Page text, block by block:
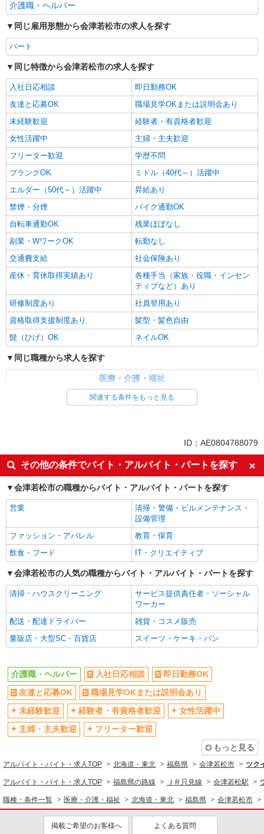
介護職・ヘルパー
同じ雇用形態から会津若松市の求人を探す
パート
同じ特徴から会津若松市の求人を探す
入社日応相談
即日勤務OK
友達と応募OK
職場見学OKまたは説明会あり
未経験歓迎
経験者・有資格者歓迎
女性活躍中
主婦・主夫歓迎
フリーター歓迎
学歴不問
ブランクOK
ミドル（40代～）活躍中
エルダー（50代～）活躍中
昇給あり
禁煙・分煙
バイク通勤OK
自転車通勤OK
残業ほぼなし
副業・WワークOK
転勤なし
交通費支給
社会保険あり
産休・育休取得実績あり
各種手当（家族・役職・インセン
ティブなど）あり
研修制度あり
社員登用あり
資格取得支援制度あり
髪型・髪色自由
髭（ひげ）OK
ネイルOK
同じ職種から求人を探す
医療・介護・福祉
副業・WワークOK
交通費支給
社会保険あり
産休・育休取得実績あり
社員登用あり
関連する条件をもっと見る
ID：AE0804788079
その他の条件でバイト・アルバイト・パートを探す
会津若松市の職種からバイト・アルバイト・パートを探す
営業
清掃・警備・ビルメンテナンス・
設備管理
ファッション・アパレル
教育・保育
飲食・フード
IT・クリエイティブ
会津若松市の人気の職種からバイト・アルバイト・パートを探す
清掃・ハウスクリーニング
サービス提供責任者・ソーシャル
ワーカー
配送・配達ドライバー
雑貨・コスメ販売
量販店・大型SC・百貨店
スイーツ・ケーキ・パン
介護職・ヘルパー 入社日応相談
即日勤務OK
友達と応募OK
職場見学OKまたは説明会あり
未経験歓迎
経験者・有資格者歓迎
女性活躍中
主婦・主夫歓迎
フリーター歓迎
もっと見る
アルバイト・バイト・求人TOP 北海道・東北 福島県 会津若松市 ツク
アルバイト・バイト・求人TOP 福島県の路線 ＪＲ只見線 会津若松駅
職種・条件一覧 医療・介護・福祉 北海道・東北 福島県 会津若松市
掲載ご希望のお客様へ よくある質問